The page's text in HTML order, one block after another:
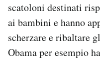
Regala il Post
Hai bisogno di aiuto?
scatoloni destinati
ai bambini e hanno
scherzare e ribaltare
Obama per esempio